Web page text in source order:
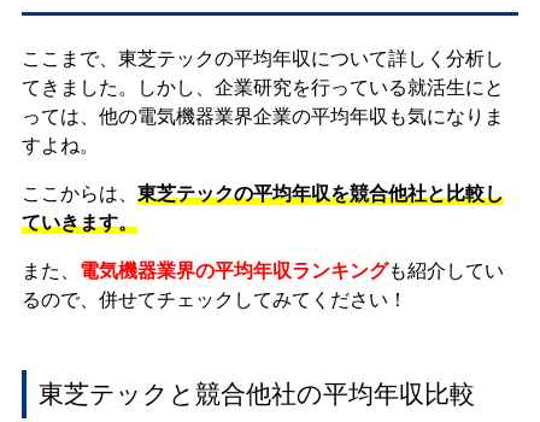
ここまで、東芝テックの平均年収について詳しく分析し
てきました。しかし、企業研究を行っている就活生にと
っては、他の電気機器業界企業の平均年収も気になりま
すよね。
ここからは、 東芝テックの平均年収を競合他社と比較し
ていきます。
また、 電気機器業界の平均年収ランキングも紹介してい
るので、併せてチェックしてみてください！
東芝テックと競合他社の平均年収比較